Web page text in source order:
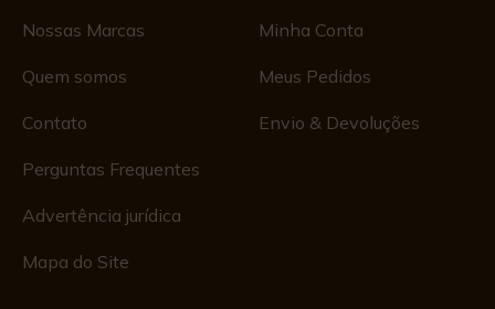
Nossas Marcas
Quem somos
Contato
Perguntas Frequentes
Advertência jurídica
Mapa do Site
Minha Conta
Meus Pedidos
Envio & Devoluções